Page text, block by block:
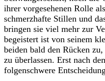
ihrer vorgesehenen Rolle
schmerzhafte Stillen und
bringen sie viel mehr zur
begeistert ist von seinem
beiden bald den Rücken
zu überlassen. Erst nach
folgenschwere